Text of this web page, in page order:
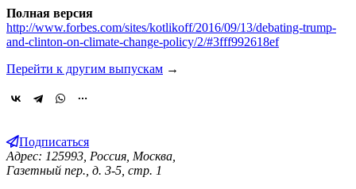
Полная версия
http://www.forbes.com/sites/kotlikoff/2016/09/13/debating-trump-
and-clinton-on-climate-change-policy/2/#3fff992618ef
Перейти к другим выпускам →
Подписаться
Адрес: 125993, Россия, Москва,
Газетный пер., д. 3-5, стр. 1